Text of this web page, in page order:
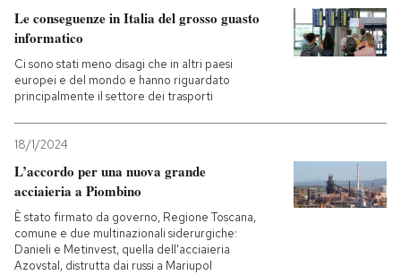
Le conseguenze in Italia del grosso guasto
informatico
Ci sono stati meno disagi che in altri paesi
europei e del mondo e hanno riguardato
principalmente il settore dei trasporti
18/1/2024
L’accordo per una nuova grande
acciaieria a Piombino
È stato firmato da governo, Regione Toscana,
comune e due multinazionali siderurgiche:
Danieli e Metinvest, quella dell'acciaieria
Azovstal, distrutta dai russi a Mariupol